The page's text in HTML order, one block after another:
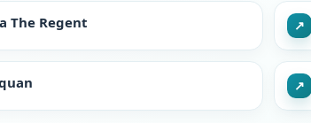
The Regent ↗
↗